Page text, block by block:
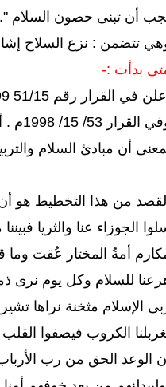
أن تبنى حصون السلام ". قرار رقم 53/243 ـ الجمعية
تتضمن : نزع السلاح إشاعة
بدأت :-
في القرار رقم 51/15 1999/ أن سنة 2000م هي العام الدولية لثقافة السلام. .
53/ 15/ 1998م . أعلنت الفترة من 2001م إلى 2010م هي العقد الدولي لثقافة السلام في العالم .
أن مبادئ السلام والتربية
من هذا التخطيط هو أن
الجوزاء عنا والثريا
أمةُ المختار عُقت وما
للسلام وكل يوم نرى
الإسلام مثخنة نراها
الكروب فيصفوا
الوعد الحق من رب